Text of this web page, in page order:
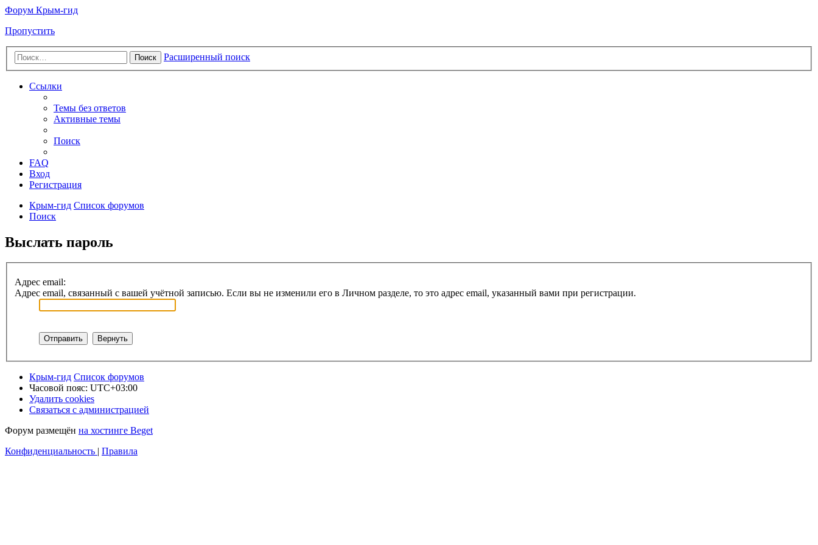
Форум Крым-гид
Пропустить
Поиск Расширенный поиск
Ссылки
Темы без ответов
Активные темы
Поиск
FAQ
Вход
Регистрация
Крым-гид Список форумов
Поиск
Выслать пароль
Адрес email:
Адрес email, связанный с вашей учётной записью. Если вы не изменили его в Личном разделе, то это адрес email, указанный вами при регистрации.
Крым-гид Список форумов
Часовой пояс: UTC+03:00
Удалить cookies
Связаться с администрацией
Форум размещён на хостинге Beget
Конфиденциальность | Правила